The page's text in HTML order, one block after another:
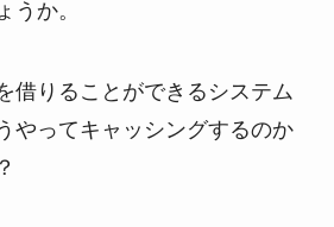
うか。
借りることができるシステム
やってキャッシングするのか